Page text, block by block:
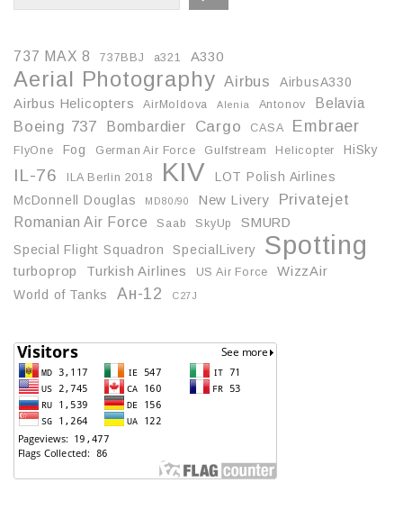
737 MAX 8 737BBJ a321 A330
Aerial Photography Airbus
AirbusA330
Airbus Helicopters
AirMoldova Alenia Antonov Belavia
Boeing 737 Bombardier Cargo CASA Embraer
FlyOne Fog German Air Force Gulfstream Helicopter HiSky
IL-76 ILA Berlin 2018 KIV
LOT Polish Airlines
McDonnell Douglas
MD80/90 New Livery Privatejet
Romanian Air Force Saab SkyUp
SMURD
Special Flight Squadron
SpecialLivery Spotting
turboprop Turkish Airlines US Air Force
WizzAir
World of Tanks
Ан-12 С27J